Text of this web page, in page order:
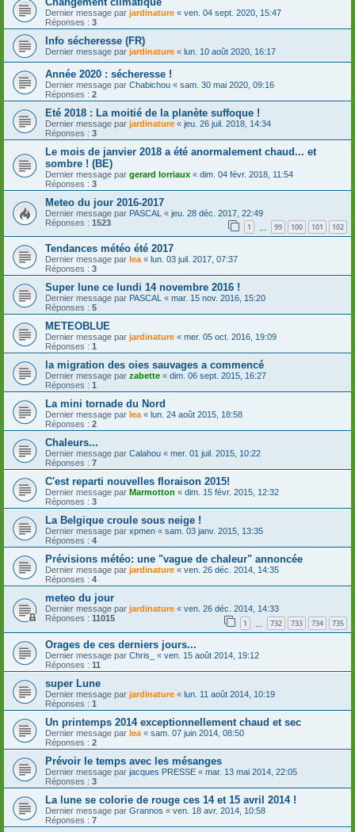
Dernier message par jardinature « ven. 04 sept. 2020, 15:47
Réponses : 3
Info sécheresse (FR)
Dernier message par jardinature « lun. 10 août 2020, 16:17
Année 2020 : sécheresse !
Dernier message par Chabichou « sam. 30 mai 2020, 09:16
Réponses : 2
Eté 2018 : La moitié de la planète suffoque !
Dernier message par jardinature « jeu. 26 juil. 2018, 14:34
Réponses : 3
Le mois de janvier 2018 a été anormalement chaud... et
sombre ! (BE)
Dernier message par gerard lorriaux « dim. 04 févr. 2018, 11:54
Réponses : 3
Meteo du jour 2016-2017
Dernier message par PASCAL « jeu. 28 déc. 2017, 22:49
Réponses : 1523 1 99 100 101 102
Tendances météo été 2017
Dernier message par lea« lun. 03 juil. 2017, 07:37
Réponses : 3
Super lune ce lundi 14 novembre 2016 !
Dernier message par PASCAL « mar. 15 nov. 2016, 15:20
Réponses : 5
METEOBLUE
Dernier message par jardinature « mer. 05 oct. 2016, 19:09
Réponses : 1
la migration des oies sauvages a commencé
Dernier message par zabette « dim. 06 sept. 2015, 16:27
Réponses : 1
La mini tornade du Nord
Dernier message par lea« lun. 24 août 2015, 18:58
Réponses : 2
Chaleurs...
Dernier message par Calahou « mer. 01 juil. 2015, 10:22
Réponses : 7
C'est reparti nouvelles floraison 2015!
Dernier message par Marmotton « dim. 15 févr. 2015, 12:32
Réponses : 3
La Belgique croule sous neige !
Dernier message par xpmen « sam. 03 janv. 2015, 13:35
Réponses : 4
Prévisions météo: une "vague de chaleur" annoncée
Dernier message par jardinature « ven. 26 déc. 2014, 14:35
Réponses : 4
meteo du jour
Dernier message par jardinature « ven. 26 déc. 2014, 14:33
Réponses : 11015 1 732 733 734 735
Orages de ces derniers jours...
Dernier message par Chris_ « ven. 15 août 2014, 19:12
Réponses : 11
super Lune
Dernier message par jardinature « lun. 11 août 2014, 10:19
Réponses : 1
Un printemps 2014 exceptionnellement chaud et sec
Dernier message par lea « sam. 07 juin 2014, 08:50
Réponses : 2
Prévoir le temps avec les mésanges
Dernier message par jacques PRESSE « mar. 13 mai 2014, 22:05
Réponses : 3
La lune se colorie de rouge ces 14 et 15 avril 2014 !
Dernier message par Grannos « ven. 18 avr. 2014, 10:58
Réponses : 7